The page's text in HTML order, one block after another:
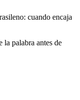
cuando encaja
palabra antes de